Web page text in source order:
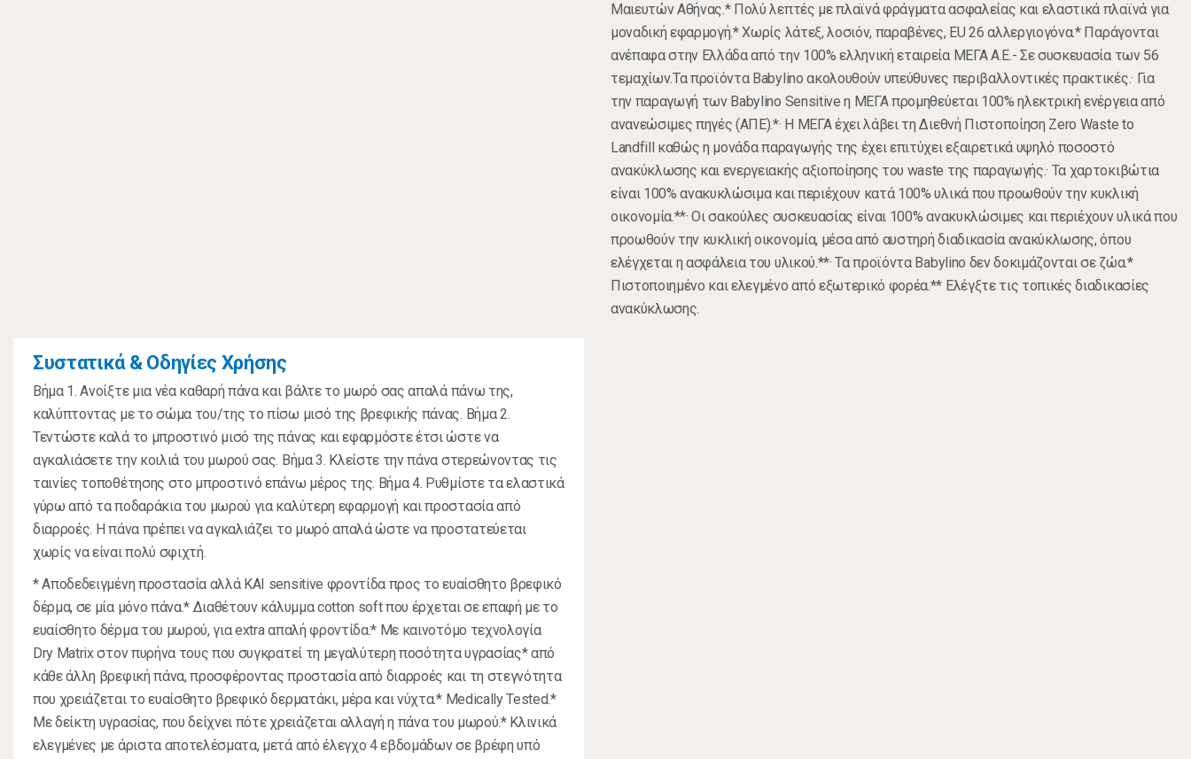
Μαιευτών Αθήνας.* Πολύ λεπτές με πλαϊνά φράγματα ασφαλείας και ελαστικά πλαϊνά για
μοναδική εφαρμογή.* Χωρίς λάτεξ, λοσιόν, παραβένες, ΕU 26 αλλεργιογόνα.* Παράγονται
ανέπαφα στην Ελλάδα από την 100% ελληνική εταιρεία ΜΕΓΑ Α.Ε.- Σε συσκευασία των 56
τεμαχίων.Τα προϊόντα Babylino ακολουθούν υπεύθυνες περιβαλλοντικές πρακτικές.· Για
την παραγωγή των Babylino Sensitive η ΜΕΓΑ προμηθεύεται 100% ηλεκτρική ενέργεια από
ανανεώσιμες πηγές (ΑΠΕ).*· Η ΜΕΓΑ έχει λάβει τη Διεθνή Πιστοποίηση Zero Waste to
Landfill καθώς η μονάδα παραγωγής της έχει επιτύχει εξαιρετικά υψηλό ποσοστό
ανακύκλωσης και ενεργειακής αξιοποίησης του waste της παραγωγής.· Τα χαρτοκιβώτια
είναι 100% ανακυκλώσιμα και περιέχουν κατά 100% υλικά που προωθούν την κυκλική
οικονομία.**· Οι σακούλες συσκευασίας είναι 100% ανακυκλώσιμες και περιέχουν υλικά που
προωθούν την κυκλική οικονομία, μέσα από αυστηρή διαδικασία ανακύκλωσης, όπου
ελέγχεται η ασφάλεια του υλικού.**· Τα προϊόντα Babylino δεν δοκιμάζονται σε ζώα.*
Πιστοποιημένο και ελεγμένο από εξωτερικό φορέα.** Ελέγξτε τις τοπικές διαδικασίες
ανακύκλωσης.
Συστατικά & Οδηγίες Χρήσης
Βήμα 1. Ανοίξτε μια νέα καθαρή πάνα και βάλτε το μωρό σας απαλά πάνω της,
καλύπτοντας με το σώμα του/της το πίσω μισό της βρεφικής πάνας. Βήμα 2.
Τεντώστε καλά το μπροστινό μισό της πάνας και εφαρμόστε έτσι ώστε να
αγκαλιάσετε την κοιλιά του μωρού σας. Βήμα 3. Κλείστε την πάνα στερεώνοντας τις
ταινίες τοποθέτησης στο μπροστινό επάνω μέρος της. Βήμα 4. Ρυθμίστε τα ελαστικά
γύρω από τα ποδαράκια του μωρού για καλύτερη εφαρμογή και προστασία από
διαρροές. Η πάνα πρέπει να αγκαλιάζει το μωρό απαλά ώστε να προστατεύεται
χωρίς να είναι πολύ σφιχτή.
* Αποδεδειγμένη προστασία αλλά ΚΑΙ sensitive φροντίδα προς το ευαίσθητο βρεφικό
δέρμα, σε μία μόνο πάνα.* Διαθέτουν κάλυμμα cotton soft που έρχεται σε επαφή με το
ευαίσθητο δέρμα του μωρού, για extra απαλή φροντίδα.* Mε καινοτόμο τεχνολογία
Dry Matrix στον πυρήνα τους που συγκρατεί τη μεγαλύτερη ποσότητα υγρασίας* από
κάθε άλλη βρεφική πάνα, προσφέροντας προστασία από διαρροές και τη στεγνότητα
που χρειάζεται το ευαίσθητο βρεφικό δερματάκι, μέρα και νύχτα.* Medically Tested.*
Με δείκτη υγρασίας, που δείχνει πότε χρειάζεται αλλαγή η πάνα του μωρού.* Κλινικά
ελεγμένες με άριστα αποτελέσματα, μετά από έλεγχο 4 εβδομάδων σε βρέφη υπό